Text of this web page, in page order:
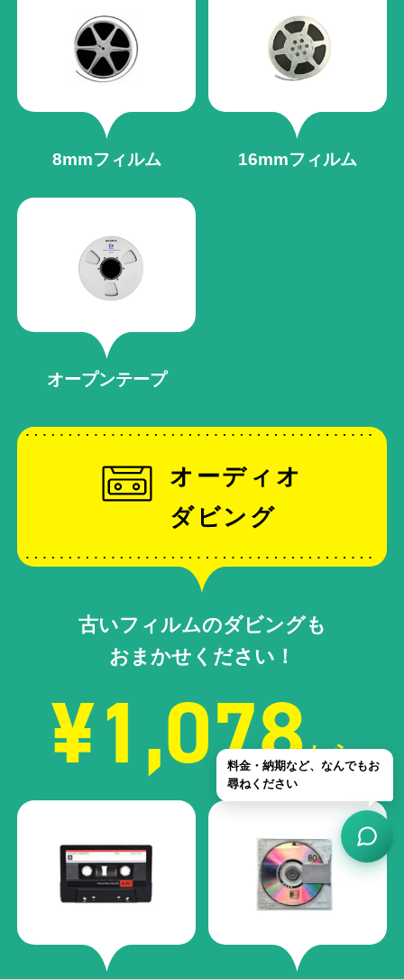
8mmフィルム 16mmフィルム
オープンテープ
オーディオ
ダビング
古いフィルムのダビングも
おまかせください！
¥1,078から